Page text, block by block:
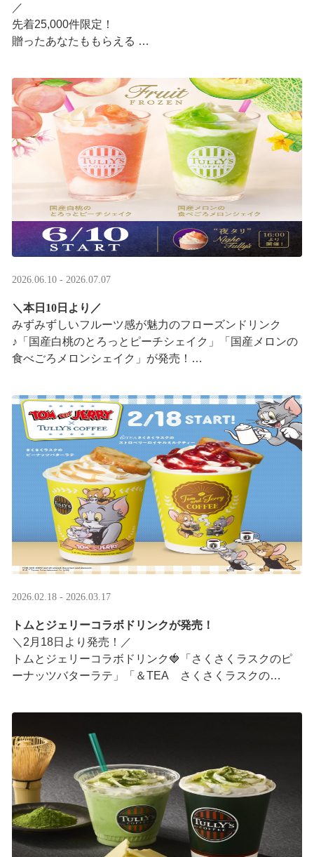
／ ​
先着25,000件限定！​
贈ったあなたももらえる ​
LINEギフト限定！タリーズデジタルギフト2,000円分を贈
ると、自分も500円分のデジタルギフトがもらえるキャン
ペーンがスタ ···
2026.06.10 - 2026.07.07
＼本日10日より／
みずみずしいフルーツ感が魅力のフローズンドリンク
♪「国産白桃のとろっとピーチシェイク」「国産メロンの
食べごろメロンシェイク」が発売！
ホイップクリームが無料で2倍 ···
2026.02.18 - 2026.03.17
トムとジェリーコラボドリンクが発売！
＼2月18日より発売！／
トムとジェリーコラボドリンク🍓「さくさくラスクのピ
ーナッツバターラテ」「＆TEA さくさくラスクの